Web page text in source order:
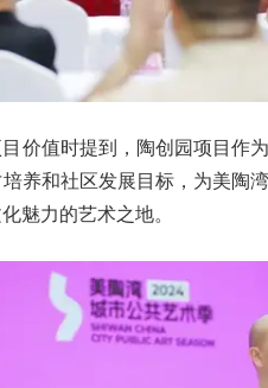
价值时提到，陶创园项目作
养和社区发展目标，为美陶
魅力的艺术之地。